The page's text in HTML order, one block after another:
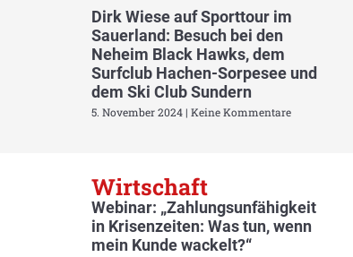
Dirk Wiese auf Sporttour im
Sauerland: Besuch bei den
Neheim Black Hawks, dem
Surfclub Hachen-Sorpesee und
dem Ski Club Sundern
5. November 2024 Keine Kommentare
Wirtschaft
Webinar: „Zahlungsunfähigkeit
in Krisenzeiten: Was tun, wenn
mein Kunde wackelt?“